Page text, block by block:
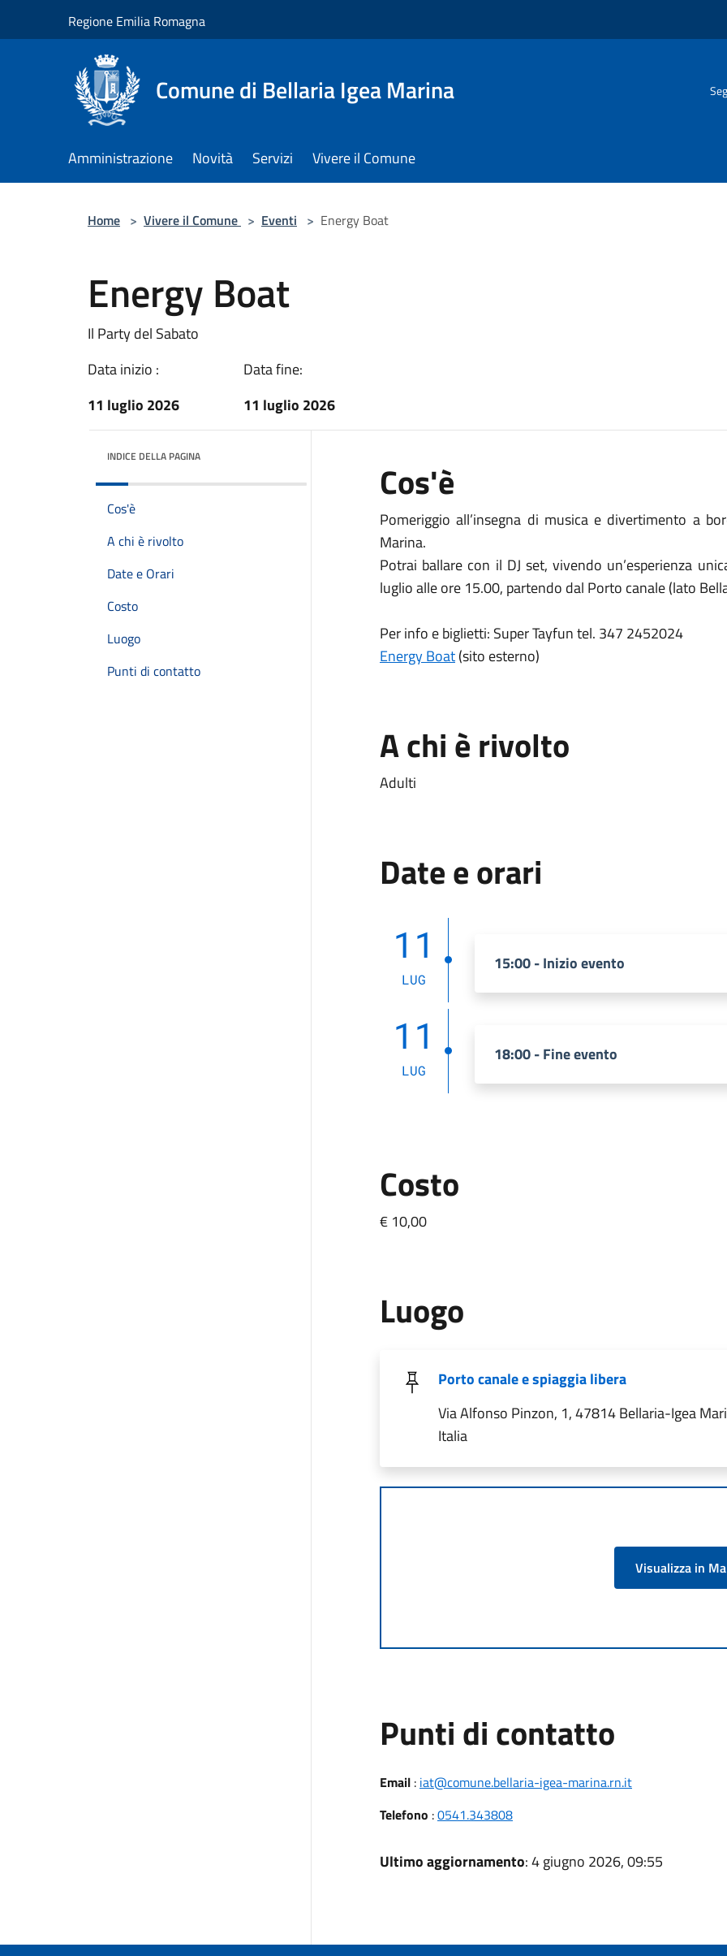
Regione Emilia Romagna
Comune di Bellaria Igea Marina
Amministrazione Novità Servizi Vivere il Comune
Home > Vivere il Comune > Eventi > Energy Boat
Energy Boat
Il Party del Sabato
Data inizio :
11 luglio 2026
Data fine:
11 luglio 2026
INDICE DELLA PAGINA
Cos'è
A chi è rivolto
Date e Orari
Costo
Luogo
Punti di contatto
Cos'è
Pomeriggio all’insegna di musica e divertimento a
Marina.
Potrai ballare con il DJ set, vivendo un’esperienza
luglio alle ore 15.00, partendo dal Porto canale (lato
Per info e biglietti: Super Tayfun tel. 347 2452024
Energy Boat(sito esterno)
A chi è rivolto
Adulti
Date e orari
11
LUG
15:00 - Inizio evento
11
LUG
18:00 - Fine evento
Costo
€ 10,00
Luogo
Porto canale e spiaggia libera
Via Alfonso Pinzon, 1, 47814 Bellaria-Igea
Italia
Visualizza in
Punti di contatto
Email: iat@comune.bellaria-igea-marina.rn.it
Telefono :0541.343808
Ultimo aggiornamento: 4 giugno 2026, 09:55